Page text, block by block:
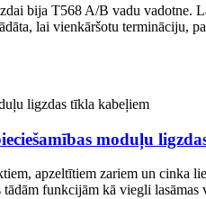
bija T568 A/B vadu vadotne.
lai vienkāršotu termināciju,
moduļu
apzeltītiem zariem un cinka
funkcijām kā viegli